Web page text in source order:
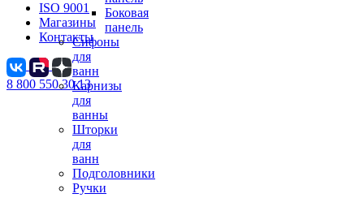
Боковая
панель
Сифоны
для
ванн
Карнизы
для
ванны
Шторки
для
ванн
Подголовники
Ручки
ISO 9001
Магазины
Контакты
8 800 550 30 13